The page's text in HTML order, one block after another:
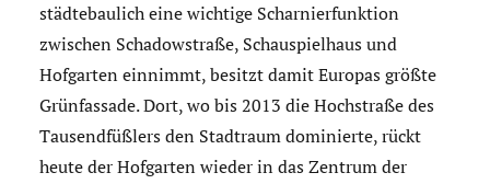
städtebaulich eine wichtige Scharnierfunktion
zwischen Schadowstraße, Schauspielhaus und
Hofgarten einnimmt, besitzt damit Europas größte
Grünfassade. Dort, wo bis 2013 die Hochstraße des
Tausendfüßlers den Stadtraum dominierte, rückt
heute der Hofgarten wieder in das Zentrum der